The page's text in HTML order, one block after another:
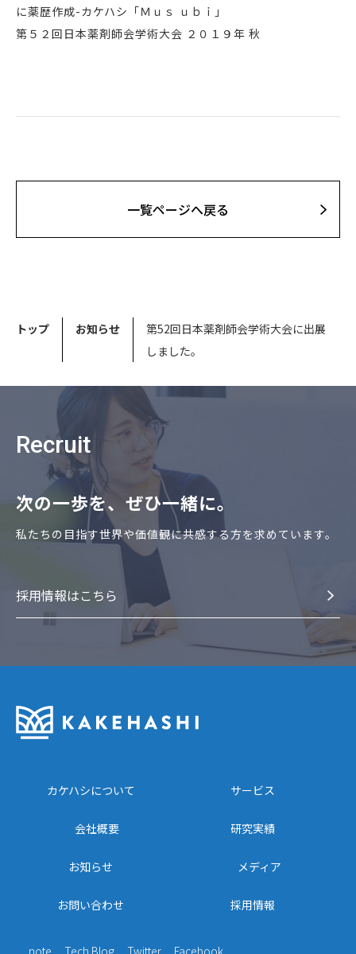
に薬歴作成-カケハシ「Ｍｕｓ ｕｂｉ」
第５２回⽇本薬剤師会学術⼤会 ２０１９年 秋
⼀覧ページへ戻る
トップ お知らせ
第52回日本薬剤師会学術大会に出展
しました。
Recruit
次の⼀歩を、ぜひ⼀緒に。
私たちの⽬指す世界や価値観に共感する⽅を求めています。
採⽤情報はこちら
カケハシについて サービス
会社概要 研究実績
お知らせ メディア
お問い合わせ 採用情報
note Tech Blog Twitter Facebook